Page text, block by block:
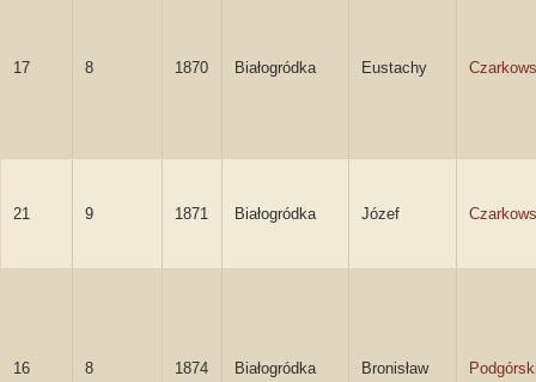
17 8 1870 Białogródka Eustachy
21 9 1871 Białogródka Józef
16 8 1874 Białogródka Bronisław